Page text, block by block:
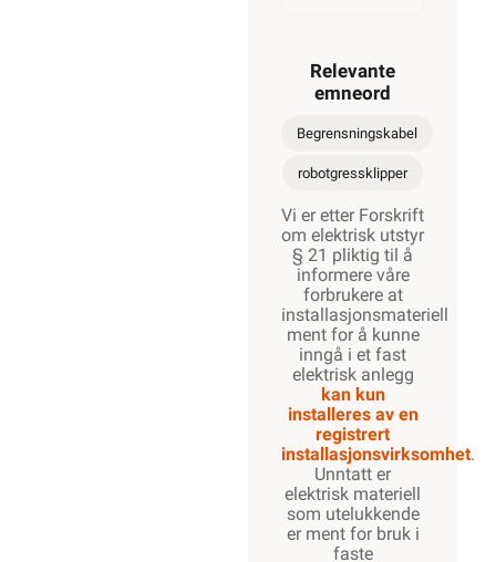
Relevante
emneord
Begrensningskabel
robotgressklipper
Vi er etter Forskrift
om elektrisk utstyr
§ 21 pliktig til å
informere våre
forbrukere at
installasjonsmateriell
ment for å kunne
inngå i et fast
elektrisk anlegg
kan kun
installeres av en
registrert
installasjonsvirksomhet.
Unntatt er
elektrisk materiell
som utelukkende
er ment for bruk i
faste